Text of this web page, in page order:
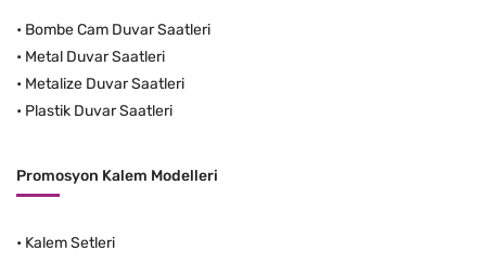
• Bombe Cam Duvar Saatleri
• Metal Duvar Saatleri
• Metalize Duvar Saatleri
• Plastik Duvar Saatleri
Promosyon Kalem Modelleri
• Kalem Setleri